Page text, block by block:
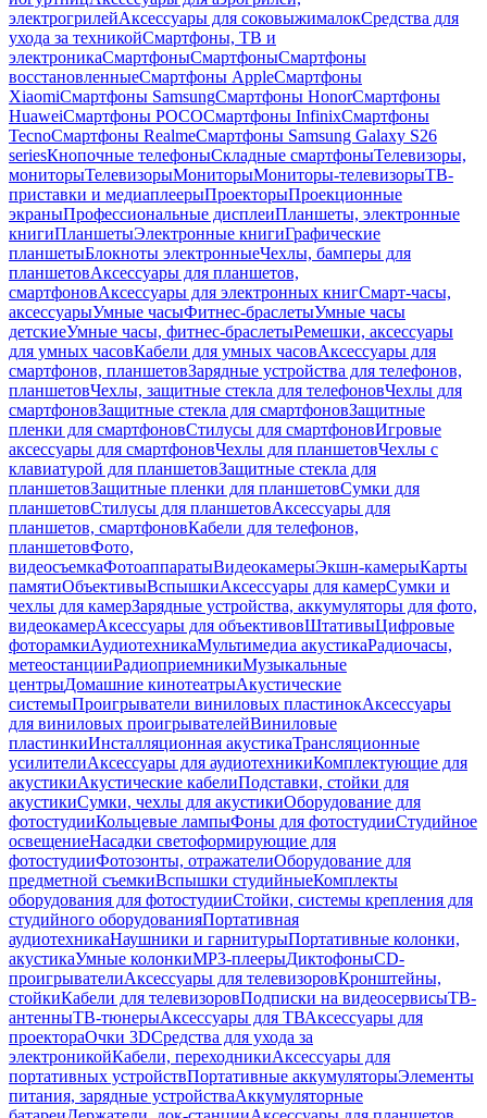
электрогрилейАксессуары для соковыжималокСредства для
ухода за техникойСмартфоны, ТВ и
электроникаСмартфоныСмартфоныСмартфоны
восстановленныеСмартфоны AppleСмартфоны
XiaomiСмартфоны SamsungСмартфоны HonorСмартфоны
HuaweiСмартфоны POCOСмартфоны InfinixСмартфоны
TecnoСмартфоны RealmeСмартфоны Samsung Galaxy S26
seriesКнопочные телефоныСкладные смартфоныТелевизоры,
мониторыТелевизорыМониторыМониторы-телевизорыТВ-
приставки и медиаплеерыПроекторыПроекционные
экраныПрофессиональные дисплеиПланшеты, электронные
книгиПланшетыЭлектронные книгиГрафические
планшетыБлокноты электронныеЧехлы, бамперы для
планшетовАксессуары для планшетов,
смартфоновАксессуары для электронных книгСмарт-часы,
аксессуарыУмные часыФитнес-браслетыУмные часы
детскиеУмные часы, фитнес-браслетыРемешки, аксессуары
для умных часовКабели для умных часовАксессуары для
смартфонов, планшетовЗарядные устройства для телефонов,
планшетовЧехлы, защитные стекла для телефоновЧехлы для
смартфоновЗащитные стекла для смартфоновЗащитные
пленки для смартфоновСтилусы для смартфоновИгровые
аксессуары для смартфоновЧехлы для планшетовЧехлы с
клавиатурой для планшетовЗащитные стекла для
планшетовЗащитные пленки для планшетовСумки для
планшетовСтилусы для планшетовАксессуары для
планшетов, смартфоновКабели для телефонов,
планшетовФото,
видеосъемкаФотоаппаратыВидеокамерыЭкшн-камерыКарты
памятиОбъективыВспышкиАксессуары для камерСумки и
чехлы для камерЗарядные устройства, аккумуляторы для фото,
видеокамерАксессуары для объективовШтативыЦифровые
фоторамкиАудиотехникаМультимедиа акустикаРадиочасы,
метеостанцииРадиоприемникиМузыкальные
центрыДомашние кинотеатрыАкустические
системыПроигрыватели виниловых пластинокАксессуары
для виниловых проигрывателейВиниловые
пластинкиИнсталляционная акустикаТрансляционные
усилителиАксессуары для аудиотехникиКомплектующие для
акустикиАкустические кабелиПодставки, стойки для
акустикиСумки, чехлы для акустикиОборудование для
фотостудииКольцевые лампыФоны для фотостудииСтудийное
освещениеНасадки светоформирующие для
фотостудииФотозонты, отражателиОборудование для
предметной съемкиВспышки студийныеКомплекты
оборудования для фотостудииСтойки, системы крепления для
студийного оборудованияПортативная
аудиотехникаНаушники и гарнитурыПортативные колонки,
акустикаУмные колонкиMP3-плеерыДиктофоныCD-
проигрывателиАксессуары для телевизоровКронштейны,
стойкиКабели для телевизоровПодписки на видеосервисыТВ-
антенныТВ-тюнерыАксессуары для ТВАксессуары для
проектораОчки 3DСредства для ухода за
электроникойКабели, переходникиАксессуары для
портативных устройствПортативные аккумуляторыЭлементы
питания, зарядные устройстваАккумуляторные